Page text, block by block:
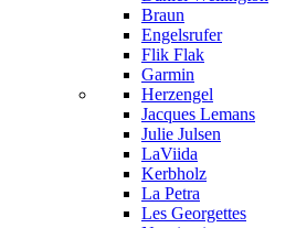
Braun
Engelsrufer
Flik Flak
Garmin
Herzengel
Jacques Lemans
Julie Julsen
LaViida
Kerbholz
La Petra
Les Georgettes